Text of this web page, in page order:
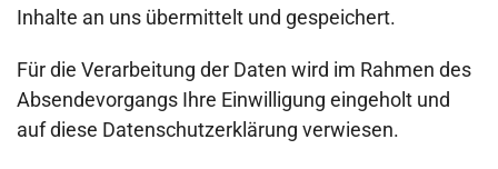
Inhalte an uns übermittelt und gespeichert.
Für die Verarbeitung der Daten wird im Rahmen des
Absendevorgangs Ihre Einwilligung eingeholt und
auf diese Datenschutzerklärung verwiesen.